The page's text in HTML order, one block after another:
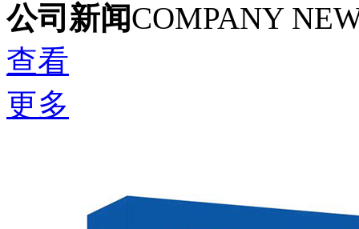
公司新闻COMPANY
查看
更多